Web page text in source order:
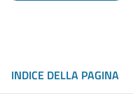
INDICE DELLA PAGINA